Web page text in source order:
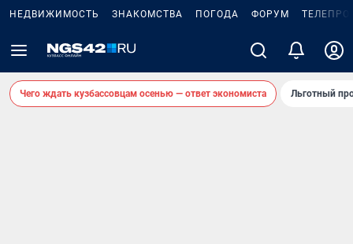
НЕДВИЖИМОСТЬ ЗНАКОМСТВА ПОГОДА ФОРУМ
Чего ждать кузбассовцам осенью — ответ экономиста Льготный